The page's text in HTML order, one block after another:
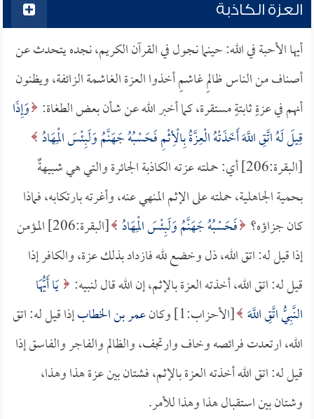
العزة الكاذبة
أيها الأحبة في الله: حينما نجول في القرآن الكريم، نجده يتحدث عن
أصناف من الناس ظالمٍ غاشمٍ أخذوا العزة الغاشمة الزائفة، ويظنون
أنهم في عزةٍ ثابتةٍ مستقرة، كما أخبر الله عن شأن بعض الطغاة: وَإِذَا
قِيلَ لَهُ اتَّقِ اللَّهَ أَخَذَتْهُ الْعِزَّةُ بِالْأِثْمِ فَحَسْبُهُ جَهَنَّمُ وَلَبِئْسَ الْمِهَادُ
[البقرة:206] أي: حملته عزته الكاذبة الجائرة والتي هي شبيهةٌ
بحمية الجاهلية، حملته على الإثم المنهي عنه، وأغرته بارتكابه، فماذا
كان جزاؤه؟ فَحَسْبُهُ جَهَنَّمُ وَلَبِئْسَ الْمِهَادُ
[البقرة:206] المؤمن
إذا قيل له: اتق الله، ذل وخضع لله فازداد بذلك عزة، والكافر إذا
قيل له: اتق الله، أخذته العزة بالإثم، إن الله قال لنبيه:
يَا أَيُّهَا
النَّبِيُّ اتَّقِ اللَّهَ [الأحزاب:1] وكان عمر بن الخطابإذا قيل له: اتق
الله، ارتعدت فرائصه وخاف وارتجف، والظالم والفاجر والفاسق إذا
قيل له: اتق الله أخذته العزة بالإثم، فشتان بين عزة هذا وهذا،
وشتان بين استقبال هذا وهذا للأمر.